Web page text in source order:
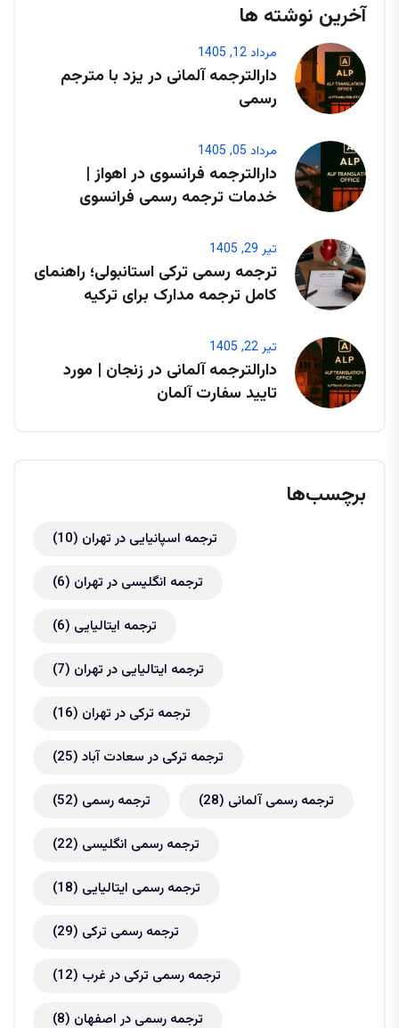
آخرین نوشته ها
مرداد 12, 1405
دارالترجمه آلمانی در یزد با مترجم
رسمی
مرداد 05, 1405
دارالترجمه فرانسوی در اهواز |
خدمات ترجمه رسمی فرانسوی
تیر 29, 1405
ترجمه رسمی ترکی استانبولی؛ راهنمای
کامل ترجمه مدارک برای ترکیه
تیر 22, 1405
دارالترجمه آلمانی در زنجان | مورد
تایید سفارت آلمان
برچسب‌ها
ترجمه اسپانیایی در تهران (10)
ترجمه انگلیسی در تهران (6)
ترجمه ایتالیایی (6)
ترجمه ایتالیایی در تهران (7)
ترجمه ترکی در تهران (16)
ترجمه ترکی در سعادت آباد (25)
ترجمه رسمی (52) ترجمه رسمی آلمانی (28)
ترجمه رسمی انگلیسی (22)
ترجمه رسمی ایتالیایی (18)
ترجمه رسمی ترکی (29)
ترجمه رسمی ترکی در غرب (12)
ترجمه رسمی در اصفهان (8)